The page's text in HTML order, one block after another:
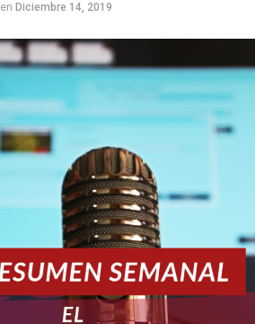
en Diciembre 14, 2019